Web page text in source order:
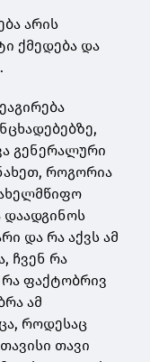
არის
ქმედება და
გენერალური
როგორია
დაადგინოს
და რა აქვს ამ
ჩვენ რა
რა ფაქტობრივ
ამ
როდესაც
თავი